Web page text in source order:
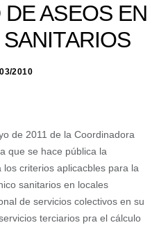
ASEOS EN
2010
de 2011 de la Coordinadora
que se hace pública la
criterios aplicacbles para la
sanitarios en locales
de servicios colectivos en su
terciarios pra el cálculo